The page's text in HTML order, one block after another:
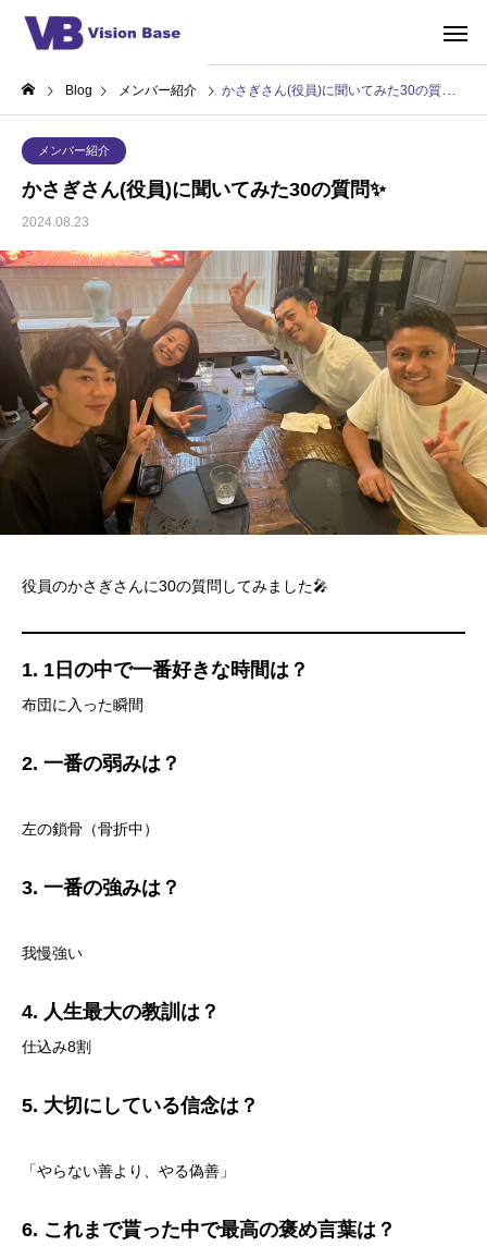
Blog メンバー紹介 かさぎさん(役員)に聞いてみた30の質問✨
メンバー紹介
かさぎさん(役員)に聞いてみた30の質問✨
2024.08.23
役員のかさぎさんに30の質問してみました🎤
1. 1日の中で一番好きな時間は？
布団に入った瞬間
2. 一番の弱みは？
左の鎖骨（骨折中）
3. 一番の強みは？
我慢強い
4. 人生最大の教訓は？
仕込み8割
5. 大切にしている信念は？
「やらない善より、やる偽善」
6. これまで貰った中で最高の褒め言葉は？